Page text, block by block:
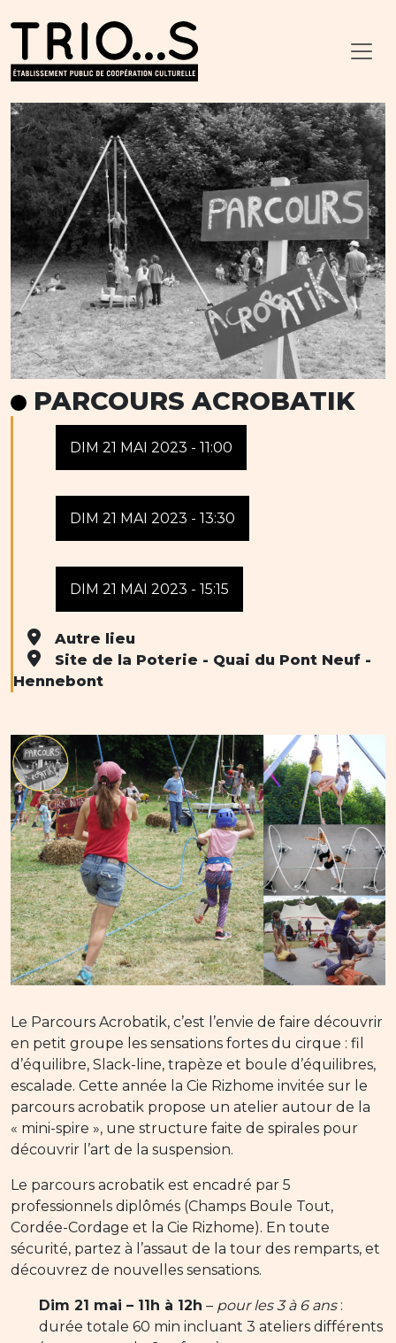
PARCOURS ACROBATIK
DIM 21 MAI 2023 - 11:00
DIM 21 MAI 2023 - 13:30
DIM 21 MAI 2023 - 15:15
Autre lieu
Site de la Poterie - Quai du Pont Neuf -
Hennebont
Le Parcours Acrobatik, c’est l’envie de faire découvrir
en petit groupe les sensations fortes du cirque : fil
d’équilibre, Slack-line, trapèze et boule d’équilibres,
escalade. Cette année la Cie Rizhome invitée sur le
parcours acrobatik propose un atelier autour de la
« mini-spire », une structure faite de spirales pour
découvrir l’art de la suspension.
Le parcours acrobatik est encadré par 5
professionnels diplômés (Champs Boule Tout,
Cordée-Cordage et la Cie Rizhome). En toute
sécurité, partez à l’assaut de la tour des remparts, et
découvrez de nouvelles sensations.
Dim 21 mai – 11h à 12h – pour les 3 à 6 ans:
durée totale 60 min incluant 3 ateliers différents